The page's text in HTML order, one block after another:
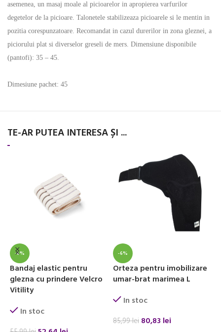
asemenea, un masaj moale al picioarelor in apropierea varfurilor
degetelor de la picioare. Talonetele stabilizeaza picioarele si le mentin in
pozitia corespunzatoare. Recomandat in cazul durerilor in zona gleznei, a
piciorului plat si diverselor greseli de mers. Dimensiune disponibile
(pantofi): 35 – 45.
Dimesiune pachet: 45
TE-AR PUTEA INTERESA ȘI ...
-6%
Bandaj elastic pentru
glezna cu prindere Velcro
Vitility
In stoc
-6%
Orteza pentru imobilizare
umar-brat marimea L
In stoc
85,99lei 80,83 lei